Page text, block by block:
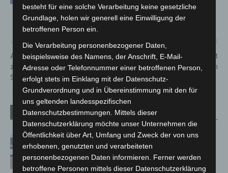
Vorheriger Artikel
Aktualisierter Bußgeldkatalog
zur Corona-Verordnung tritt
Samstag in Kraft
Brandstiftung nicht
ausgeschlossen
Verwandte Artikel Mehr vom Autor
Niedersachsen: Feuerwehrkräfte
kehren nach Waldbrandeinsatz aus
Spanien zurück
besteht für eine solche Verarbeitung keine gesetzliche
Grundlage, holen wir generell eine Einwilligung der
betroffenen Person ein.
Die Verarbeitung personenbezogener Daten,
beispielsweise des Namens, der Anschrift, E-Mail-
Adresse oder Telefonnummer einer betroffenen Person,
erfolgt stets im Einklang mit der Datenschutz-
Grundverordnung und in Übereinstimmung mit den für
uns geltenden landesspezifischen
Datenschutzbestimmungen. Mittels dieser
Datenschutzerklärung möchte unser Unternehmen die
Öffentlichkeit über Art, Umfang und Zweck der von uns
erhobenen, genutzten und verarbeiteten
personenbezogenen Daten informieren. Ferner werden
betroffene Personen mittels dieser Datenschutzerklärung